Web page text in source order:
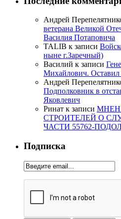
Андрей
ветерана Великой
Василия Потаповича
TALIB к записи
ныне г.Заречный)
Василий к записи
Михайлович. Оставил
Андрей
Подполковник в
Яковлевич
Ринат к записи
СТРОИТЕЛЕЙ О
ЧАСТИ 55762-
Подписка